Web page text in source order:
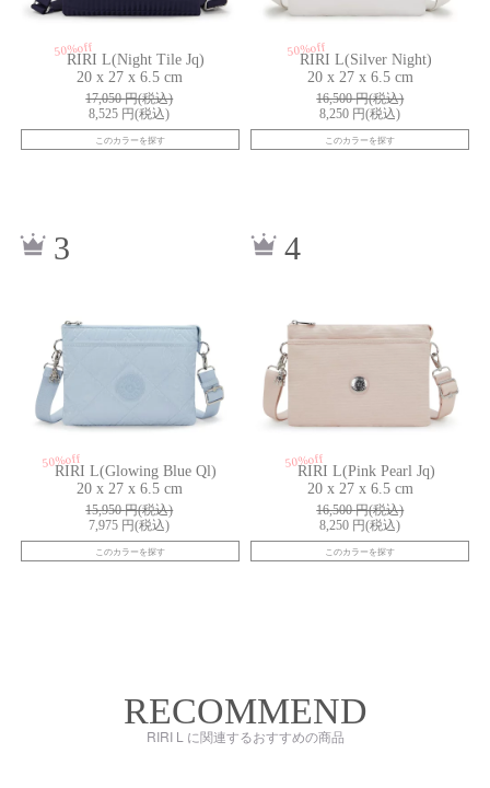
50%off
RIRI L(Night Tile Jq)
20 x 27 x 6.5 cm
17,050円(税込)
8,525 円(税込)
このカラーを探す
50%off
RIRI L(Silver Night)
20 x 27 x 6.5 cm
16,500円(税込)
8,250 円(税込)
このカラーを探す
3
50%off
RIRI L(Glowing Blue Ql)
20 x 27 x 6.5 cm
15,950円(税込)
7,975 円(税込)
このカラーを探す
4
50%off
RIRI L(Pink Pearl Jq)
20 x 27 x 6.5 cm
16,500円(税込)
8,250 円(税込)
このカラーを探す
RECOMMEND
RIRI L に関連するおすすめの商品